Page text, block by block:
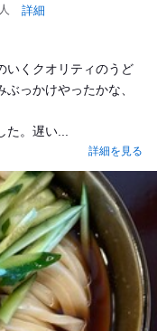
詳細
いくクオリティのうど
っかけやったかな、
た。遅い...
詳細を見る